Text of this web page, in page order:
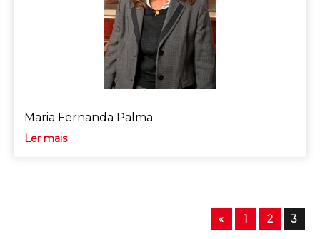
Maria Fernanda Palma
Ler mais
« 1 2 3